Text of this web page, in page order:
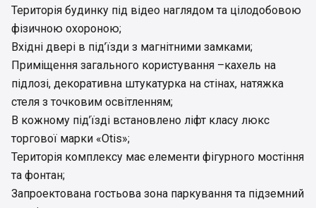
Територія будинку під відео наглядом та цілодобовою
фізичною охороною;
Вхідні двері в під’їзди з магнітними замками;
Приміщення загального користування –кахель на
підлозі, декоративна штукатурка на стінах, натяжка
стеля з точковим освітленням;
В кожному під’їзді встановлено ліфт класу люкс
торгової марки «Otis»;
Територія комплексу має елементи фігурного мостіння
та фонтан;
Запроектована гостьова зона паркування та підземний